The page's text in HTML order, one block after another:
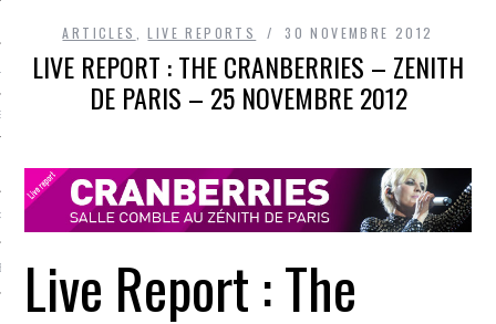
GROUPES DU LOCAL
ARTICLES ,LIVE REPORTS 30 NOVEMBRE 2012
LIVE REPORT : THE CRANBERRIES – ZENITH
DE PARIS – 25 NOVEMBRE 2012
Live Report : The